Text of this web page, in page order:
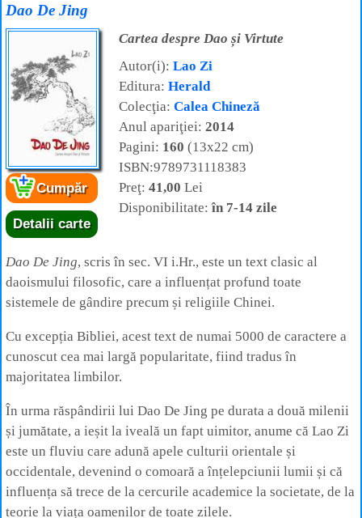
Dao De Jing
Cumpăr
Detalii carte
Cartea despre Dao și Virtute
Autor(i): Lao Zi
Editura: Herald
Colecţia: Calea Chineză
Anul apariţiei: 2014
Pagini: 160 (13x22 cm)
ISBN:9789731118383
Preţ: 41,00 Lei
Disponibilitate:în 7-14 zile
Dao De Jing, scris în sec. VI i.Hr., este un text clasic al
daoismului filosofic, care a influențat profund toate
sistemele de gândire precum și religiile Chinei.
Cu excepția Bibliei, acest text de numai 5000 de caractere a
cunoscut cea mai largă popularitate, fiind tradus în
majoritatea limbilor.
În urma răspândirii lui Dao De Jing pe durata a două milenii
și jumătate, a ieșit la iveală un fapt uimitor, anume că Lao Zi
este un fluviu care adună apele culturii orientale și
occidentale, devenind o comoară a înțelepciunii lumii și că
influența să trece de la cercurile academice la societate, de la
teorie la viața oamenilor de toate zilele.